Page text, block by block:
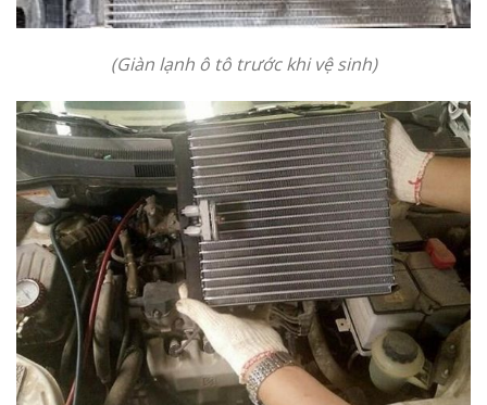
(Giàn lạnh ô tô trước khi vệ sinh)